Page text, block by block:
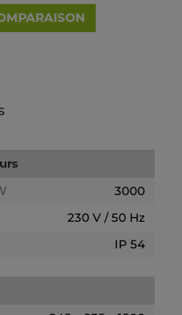
3000
230 V / 50 Hz
IP 54